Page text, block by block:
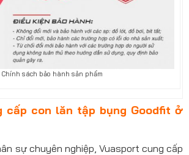
Chính sách bảo hành sản phẩm
cấp con lăn tập bụng Goodfit ở
sự chuyên nghiệp, Vuasport cung cấp